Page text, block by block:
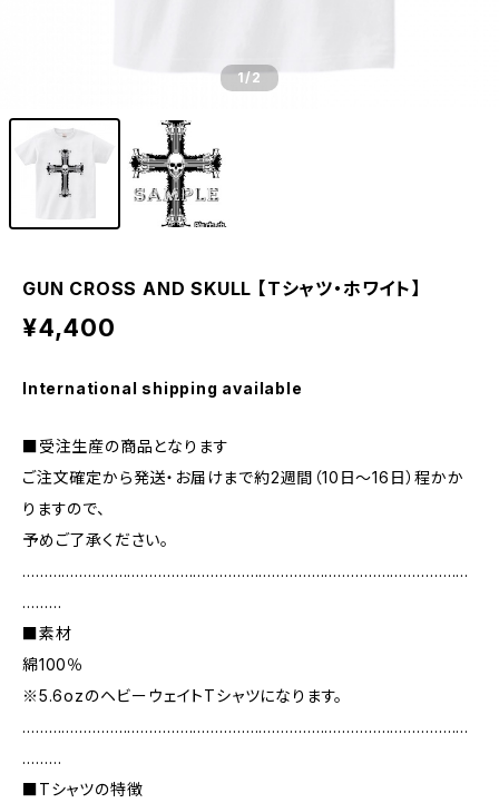
1/2
GUN CROSS AND SKULL 【Tシャツ・ホワイト】
¥4,400
International shipping available
■受注生産の商品となります
ご注文確定から発送・お届けまで約2週間（10日～16日）程かか
りますので、
予めご了承ください。
…………………………………………………………………………………………
………
■素材
綿100％
※5.6ozのヘビーウェイトTシャツになります。
…………………………………………………………………………………………
………
■Tシャツの特徴